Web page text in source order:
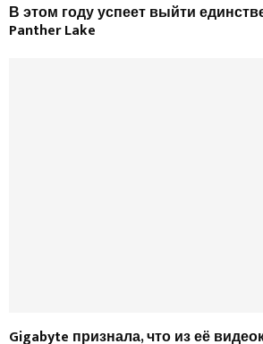
В этом году успеет выйти
Panther Lake
Gigabyte признала, что из её